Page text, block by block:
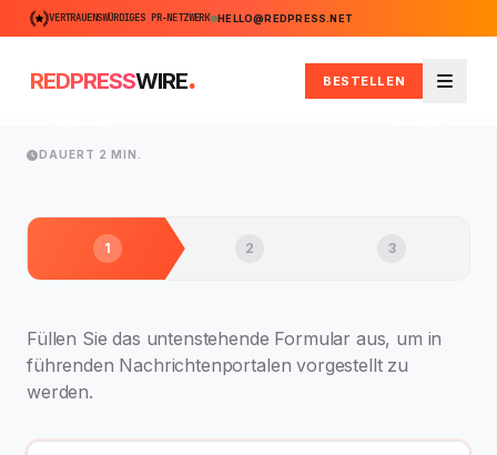
VERTRAUENSWÜRDIGES PR-NETZWERK HELLO@REDPRESS.NET
REDPRESSWIRE. BESTELLEN
Menü
DAUERT 2 MIN.
1 2 3
Füllen Sie das untenstehende Formular aus, um in
führenden Nachrichtenportalen vorgestellt zu
werden.